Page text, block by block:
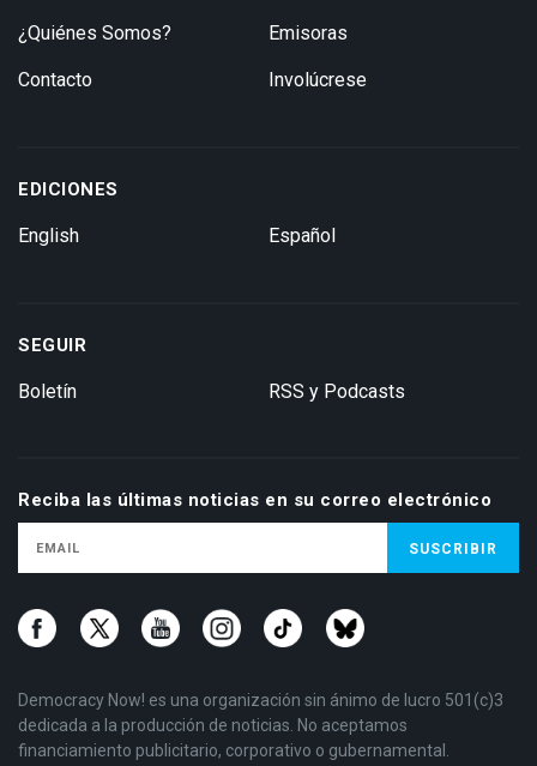
¿Quiénes Somos?
Contacto
Emisoras
Involúcrese
EDICIONES
English Español
SEGUIR
Boletín RSS y Podcasts
Reciba las últimas noticias en su correo electrónico
Democracy Now! es una organización sin ánimo de lucro 501(c)3
dedicada a la producción de noticias. No aceptamos
financiamiento publicitario, corporativo o gubernamental.